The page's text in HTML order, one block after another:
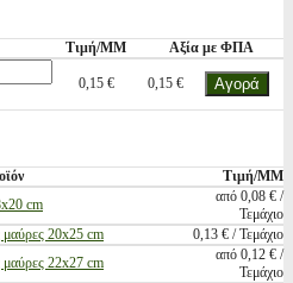
Τιμή/ΜΜ Αξία με ΦΠΑ
0,15 € 0,15 €
Τιμή/ΜΜ
cm
από 0,08 € /
Τεμάχιο
μαύρες 20x25 cm
0,13 € / Τεμάχιο
μαύρες 22x27 cm
από 0,12 € /
Τεμάχιο